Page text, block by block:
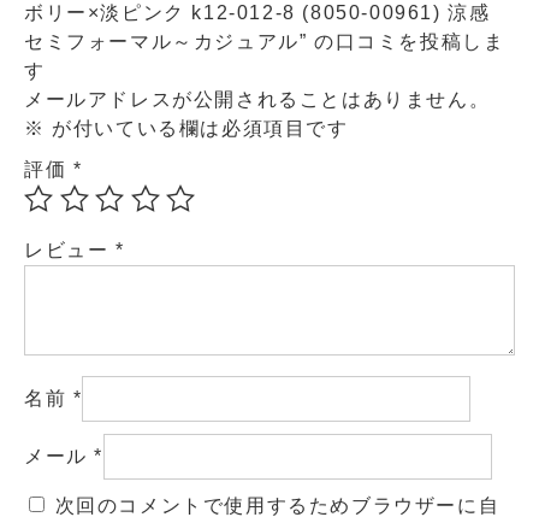
ボリー×淡ピンク k12-012-8 (8050-00961) 涼感
セミフォーマル～カジュアル” の口コミを投稿しま
す
メールアドレスが公開されることはありません。
※ が付いている欄は必須項目です
評価 *
レビュー *
名前 *
メール*
次回のコメントで使用するためブラウザーに自